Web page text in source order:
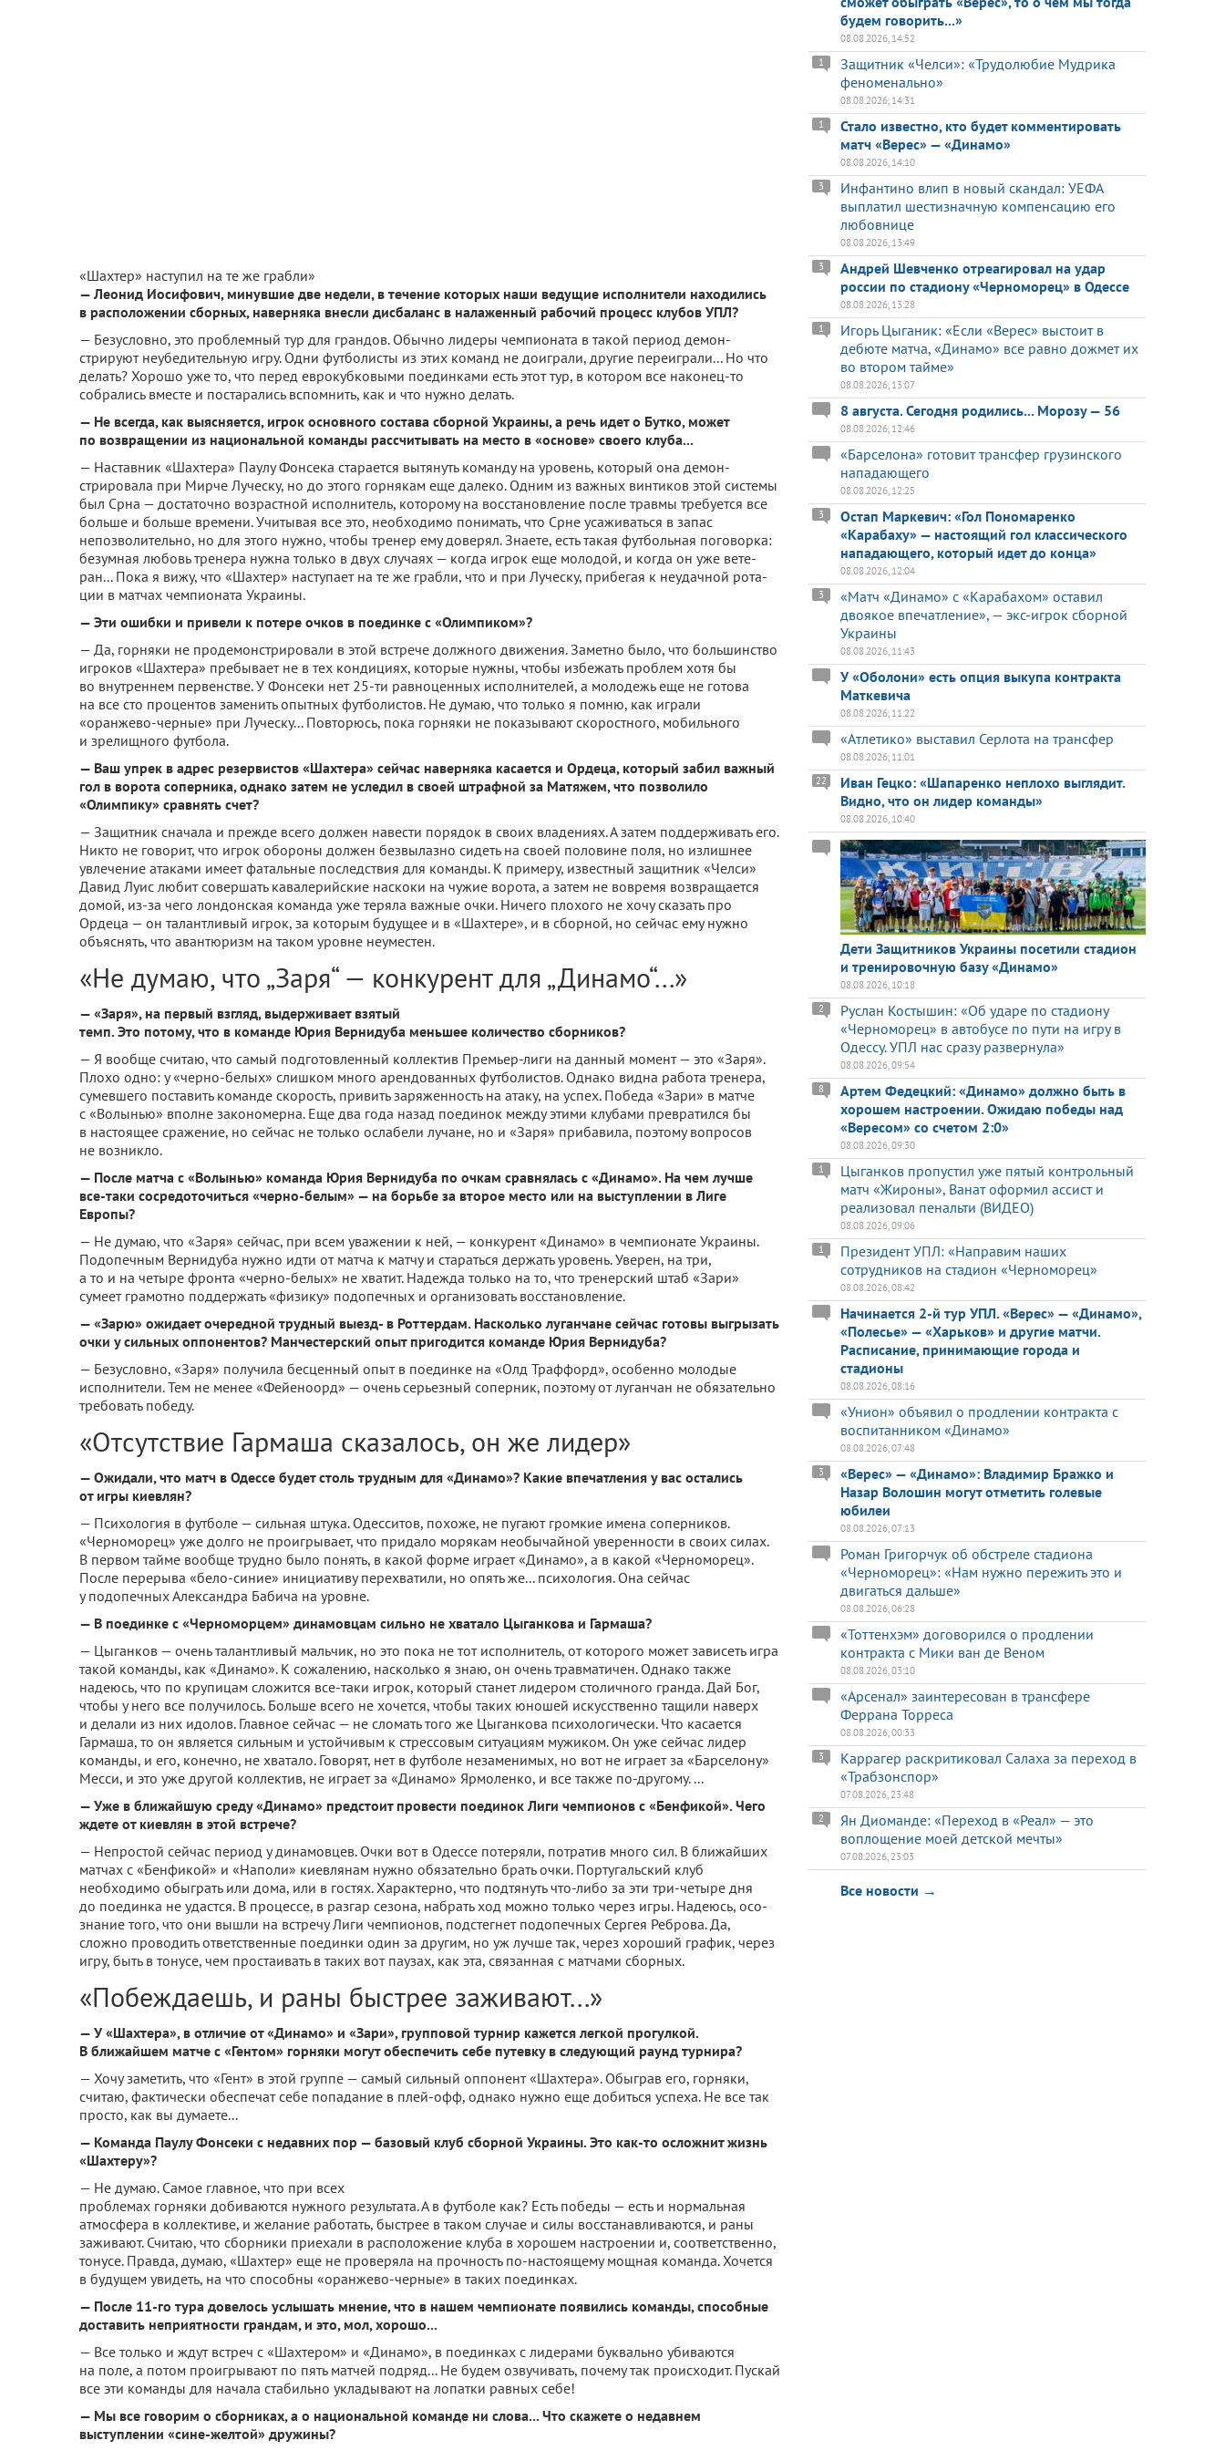
«Шахтер» наступил на те же грабли»
— Леонид Иосифович, минувшие две недели, в течение которых наши ведущие исполнители на­ходились
в расположении сборных, наверняка внес­ли дисбаланс в налажен­ный рабочий процесс клубов УПЛ?
— Безусловно, это про­блемный тур для грандов. Обычно лидеры чемпиона­та в такой период демон­
стрируют неубедительную игру. Одни футболисты из этих команд не доиграли, другие переиграли... Но что
делать? Хорошо уже то, что перед еврокубковыми поединками есть этот тур, в котором все наконец-то
собрались вместе и поста­рались вспомнить, как и что нужно делать.
— Не всегда, как выяс­няется, игрок основного состава сборной Украи­ны, а речь идет о Бутко, может
по возвращении из национальной команды рассчитывать на место в «основе» своего клуба...
— Наставник «Шахтера» Паулу Фонсека старается вытянуть команду на уро­вень, который она демон­
стрировала при Мирче Луческу, но до этого горнякам еще далеко. Одним из важ­ных винтиков этой систе­мы
был Срна — достаточно возрастной исполнитель, которому на восстановление после травмы требует­ся все
больше и больше вре­мени. Учитывая все это, необходимо понимать, что Срне усаживаться в запас
непозволительно, но для этого нужно, чтобы тренер ему доверял. Знаете, есть такая футбольная поговорка:
безумная любовь трене­ра нужна только в двух слу­чаях — когда игрок еще мо­лодой, и когда он уже вете­
ран... Пока я вижу, что «Шахтер» наступает на те же грабли, что и при Луческу, прибегая к неудачной рота­
ции в матчах чемпионата Украины.
— Эти ошибки и приве­ли к потере очков в пое­динке с «Олимпиком»?
— Да, горняки не продемонстрировали в этой встрече должного движе­ния. Заметно было, что большинство
игроков «Шах­тера» пребывает не в тех кондициях, которые нужны, чтобы избежать проблем хотя бы
во внутреннем пер­венстве. У Фонсеки нет 25-ти равноценных испол­нителей, а молодежь еще не готова
на все сто процентов заменить опытных футболи­стов. Не думаю, что только я помню, как играли
«оранжево-черные» при Луческу... Повторюсь, пока горняки не показывают скоростного, мобильного
и зрелищного футбола.
— Ваш упрек в адрес ре­зервистов «Шахтера» сей­час наверняка касается и Ордеца, который забил важный
гол в ворота со­перника, однако затем не уследил в своей штрафной за Матяжем, что позволи­ло
«Олимпику» сравнять счет?
— Защитник сначала и прежде всего должен наве­сти порядок в своих владе­ниях. А затем поддерживать его.
Никто не говорит, что игрок обороны должен без­вылазно сидеть на своей половине поля, но излишнее
увлечение атаками имеет фатальные последствия для команды. К примеру, извест­ный защитник «Челси»
Да­вид Луис любит совершать кавалерийские наскоки на чужие ворота, а затем не во­время возвращается
домой, из-за чего лондонская ко­манда уже теряла важные очки. Ничего плохого не хо­чу сказать про
Ордеца — он талантливый игрок, за кото­рым будущее и в «Шахтере», и в сборной, но сейчас ему нужно
объяснять, что аван­тюризм на таком уровне не­уместен.
«Не думаю, что „Заря“ — конкурент для „Динамо“...»
— «Заря», на первый взгляд, выдерживает взя­тый
темп. Это потому, что в команде Юрия Вернидуба меньшее количество сборников?
— Я вообще считаю, что самый подготовленный кол­лектив Премьер-лиги на данный момент — это «За­ря».
Плохо одно: у «черно-белых» слишком много арендованных футболистов. Однако видна работа тренера,
сумевшего поставить команде скорость, привить заряженность на атаку, на успех. Победа «Зари» в мат­че
с «Волынью» вполне зако­номерна. Еще два года назад поединок между этими клу­бами превратился бы
в на­стоящее сражение, но сей­час не только ослабели лучане, но и «Заря» прибавила, поэтому вопросов
не воз­никло.
— После матча с «Волы­нью» команда Юрия Вернидуба по очкам сравня­лась с «Динамо». На чем лучше
все-таки сосредото­читься «черно-белым» — на борьбе за второе место или на выступлении в Лиге
Европы?
— Не думаю, что «Заря» сейчас, при всем уважении к ней, — конкурент «Динамо» в чемпионате Украины.
По­допечным Вернидуба нужно идти от матча к матчу и ста­раться держать уровень. Уверен, на три,
а то и на че­тыре фронта «черно-белых» не хватит. Надежда только на то, что тренерский штаб «Зари»
сумеет грамотно под­держать «физику» подопеч­ных и организовать восста­новление.
— «Зарю» ожидает оче­редной трудный выезд- в Роттердам. Насколько луганчане сейчас готовы вы­грызать
очки у сильных оппонентов? Манчестер­ский опыт пригодится ко­манде Юрия Вернидуба?
— Безусловно, «Заря» по­лучила бесценный опыт в поединке на «Олд Траффорд», особенно молодые
исполнители. Тем не менее «Фейеноорд» — очень се­рьезный соперник, поэтому от луганчан не обязательно
требовать победу.
«Отсутствие Гармаша сказалось, он же лидер»
— Ожидали, что матч в Одессе будет столь труд­ным для «Динамо»? Какие впечатления у вас оста­лись
от игры киевлян?
— Психология в футболе — сильная штука. Одесситов, похоже, не пугают громкие имена соперников.
«Черноморец» уже долго не проигрывает, что придало морякам нео­бычайной уверенности в своих силах.
В первом тай­ме вообще трудно было по­нять, в какой форме играет «Динамо», а в какой «Чер­номорец».
После перерыва «бело-синие» инициативу перехватили, но опять же... психология. Она сейчас
у подопечных Александра Бабича на уровне.
— В поединке с «Черноморцем» динамовцам сильно не хватало Цыган­кова и Гармаша?
— Цыганков — очень та­лантливый мальчик, но это пока не тот исполнитель, от которого может зависеть игра
такой команды, как «Динамо». К сожалению, насколько я знаю, он очень травматичен. Однако так­же
надеюсь, что по крупи­цам сложится все-таки игрок, который станет лидером столичного гранда. Дай Бог,
чтобы у него все получилось. Больше всего не хочется, чтобы таких юношей искусственно та­щили наверх
и делали из них идолов. Главное сейчас — не сломать того же Цы­ганкова психологически. Что касается
Гармаша, то он является сильным и устойчивым к стрессовым ситуациям мужиком. Он уже сейчас лидер
команды, и его, конечно, не хватало. Говорят, нет в футболе не­заменимых, но вот не игра­ет за «Барселону»
Месси, и это уже другой коллектив, не играет за «Динамо» Яр­моленко, и все также по-другому. ...
— Уже в ближайшую среду «Динамо» предсто­ит провести поединок Лиги чемпионов с «Бенфикой». Чего
ждете от ки­евлян в этой встрече?
— Непростой сейчас пе­риод у динамовцев. Очки вот в Одессе потеряли, по­тратив много сил. В бли­жайших
матчах с «Бенфикой» и «Наполи» киевлянам нужно обязательно брать очки. Португальский клуб
необходимо обыграть или дома, или в гостях. Харак­терно, что подтянуть что-либо за эти три-четыре дня
до поединка не удастся. В процессе, в разгар сезона, набрать ход можно только через игры. Надеюсь, осо­
знание того, что они вышли на встречу Лиги чемпионов, подстегнет подопечных Сер­гея Реброва. Да,
сложно проводить ответственные поединки один за другим, но уж лучше так, через хоро­ший график, через
игру, быть в тонусе, чем простаи­вать в таких вот паузах, как эта, связанная с матчами сборных.
«Побеждаешь, и раны быстрее заживают...»
— У «Шахтера», в отли­чие от «Динамо» и «Зари», групповой турнир кажется легкой прогулкой.
В ближайшем матче с «Гентом» горняки могут обеспечить себе путевку в следующий раунд турнира?
— Хочу заметить, что «Гент» в этой группе — са­мый сильный оппонент «Шахтера». Обыграв его, горняки,
считаю, фактиче­ски обеспечат себе попада­ние в плей-офф, однако нуж­но еще добиться успеха. Не все так
просто, как вы дума­ете...
— Команда Паулу Фонсеки с недавних пор — ба­зовый клуб сборной Укра­ины. Это как-то осложнит жизнь
«Шахтеру»?
— Не думаю. Самое глав­ное, что при всех
проблемах горняки добиваются нужного результата. А в футболе как? Есть победы — есть и нормальная
атмосфера в коллективе, и желание ра­ботать, быстрее в таком слу­чае и силы восстанавливаются, и раны
заживают. Считаю, что сборники приехали в расположение клуба в хорошем настроении и, со­ответственно,
тонусе. Прав­да, думаю, «Шахтер» еще не проверяла на прочность по-настоящему мощная коман­да. Хочется
в будущем уви­деть, на что способны «оранжево-черные» в таких поединках.
— После 11-го тура до­велось услышать мнение, что в нашем чемпионате появились команды, спо­собные
доставить непри­ятности грандам, и это, мол, хорошо...
— Все только и ждут встреч с «Шахтером» и «Ди­намо», в поединках с лиде­рами буквально убиваются
на поле, а потом проигрыва­ют по пять матчей подряд... Не будем озвучивать, поче­му так происходит. Пускай
все эти команды для начала стабильно укладывают на лопатки равных себе!
— Мы все говорим о сборниках, а о националь­ной команде ни слова... Что скажете о недавнем
выступлении «сине-желтой» дружины?
будем говорить...»
08.08.2026, 14:52
Защитник «Челси»: «Трудолюбие Мудрика
феноменально»
1
08.08.2026, 14:31
Стало известно, кто будет комментировать
матч «Верес» — «Динамо»
1
08.08.2026, 14:10
Инфантино влип в новый скандал: УЕФА
выплатил шестизначную компенсацию его
любовнице
3
08.08.2026, 13:49
Андрей Шевченко отреагировал на удар
россии по стадиону «Черноморец» в Одессе
3
08.08.2026, 13:28
Игорь Цыганик: «Если «Верес» выстоит в
дебюте матча, «Динамо» все равно дожмет их
во втором тайме»
1
08.08.2026, 13:07
8 августа. Сегодня родились... Морозу — 56
08.08.2026, 12:46
«Барселона» готовит трансфер грузинского
нападающего
08.08.2026, 12:25
Остап Маркевич: «Гол Пономаренко
«Карабаху» — настоящий гол классического
нападающего, который идет до конца»
3
08.08.2026, 12:04
«Матч «Динамо» с «Карабахом» оставил
двоякое впечатление», — экс-игрок сборной
Украины
3
08.08.2026, 11:43
У «Оболони» есть опция выкупа контракта
Маткевича
08.08.2026, 11:22
«Атлетико» выставил Серлота на трансфер
08.08.2026, 11:01
Иван Гецко: «Шапаренко неплохо выглядит.
Видно, что он лидер команды»
22
08.08.2026, 10:40
Дети Защитников Украины посетили стадион
и тренировочную базу «Динамо»
08.08.2026, 10:18
Руслан Костышин: «Об ударе по стадиону
«Черноморец» в автобусе по пути на игру в
Одессу. УПЛ нас сразу развернула»
2
08.08.2026, 09:54
Артем Федецкий: «Динамо» должно быть в
хорошем настроении. Ожидаю победы над
«Вересом» со счетом 2:0»
8
08.08.2026, 09:30
Цыганков пропустил уже пятый контрольный
матч «Жироны», Ванат оформил ассист и
реализовал пенальти (ВИДЕО)
1
08.08.2026, 09:06
Президент УПЛ: «Направим наших
сотрудников на стадион «Черноморец»
1
08.08.2026, 08:42
Начинается 2-й тур УПЛ. «Верес» — «Динамо»,
«Полесье» — «Харьков» и другие матчи.
Расписание, принимающие города и
стадионы
08.08.2026, 08:16
«Унион» объявил о продлении контракта с
воспитанником «Динамо»
08.08.2026, 07:48
«Верес» — «Динамо»: Владимир Бражко и
Назар Волошин могут отметить голевые
юбилеи
3
08.08.2026, 07:13
Роман Григорчук об обстреле стадиона
«Черноморец»: «Нам нужно пережить это и
двигаться дальше»
08.08.2026, 06:28
«Тоттенхэм» договорился о продлении
контракта с Мики ван де Веном
08.08.2026, 03:10
«Арсенал» заинтересован в трансфере
Феррана Торреса
08.08.2026, 00:33
Каррагер раскритиковал Салаха за переход в
«Трабзонспор»
3
07.08.2026, 23:48
Ян Диоманде: «Переход в «Реал» — это
воплощение моей детской мечты»
2
07.08.2026, 23:03
Все новости →